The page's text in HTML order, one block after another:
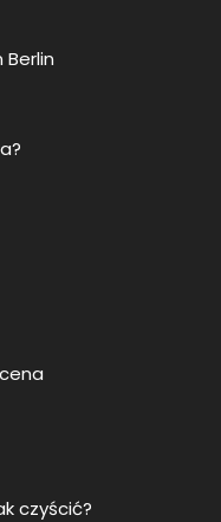
czyścić?